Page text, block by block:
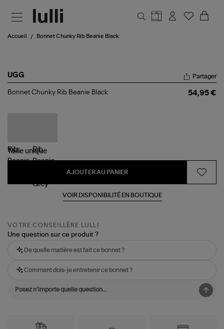
Accueil Bonnet Chunky Rib Beanie Black
UGG
Bonnet
Partager
Bonnet Chunky Rib Beanie Black 54,95 €
Taille unique
AJOUTER AU PANIER
VOIR DISPONIBILITÉ EN BOUTIQUE
VOTRE CONSEILLÈRE LULLI
Une question sur ce produit ?
De quelle matière est fait ce bonnet ?
Comment dois-je entretenir ce bonnet ?